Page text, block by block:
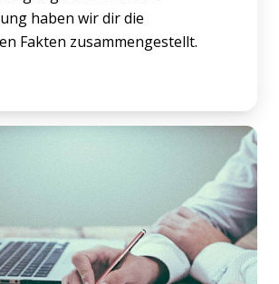
haben wir dir die
Fakten zusammengestellt.